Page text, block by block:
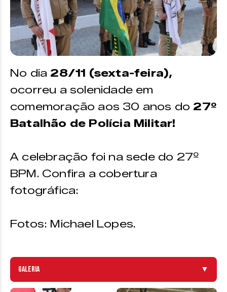
No dia 28/11 (sexta-feira),
ocorreu a solenidade em
comemoração aos 30 anos do 27º
Batalhão de Polícia Militar!
A celebração foi na sede do 27º
BPM. Confira a cobertura
fotográfica:
Fotos: Michael Lopes.
Galeria ▼